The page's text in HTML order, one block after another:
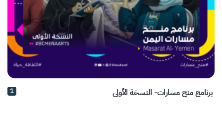
برنامج منح مسارات- النسخة الأولى 1